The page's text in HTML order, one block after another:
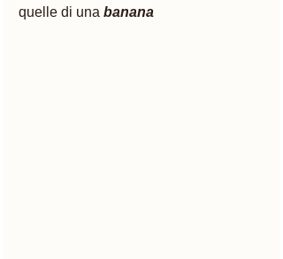
quelle di una banana